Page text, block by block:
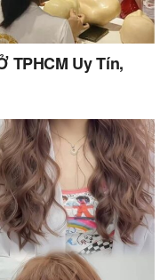
TPHCM Uy Tín,